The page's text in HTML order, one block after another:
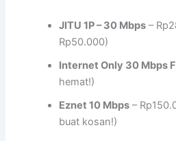
JITU 1P – 30 Mbps –
Rp50.000)
Internet Only 30 Mbps
hemat!)
Eznet 10 Mbps –
buat kosan!)